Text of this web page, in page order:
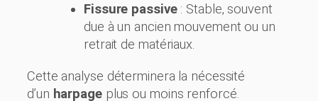
Fissure passive: Stable, souvent
due à un ancien mouvement ou un
retrait de matériaux.
Cette analyse déterminera la nécessité
d’un harpageplus ou moins renforcé.